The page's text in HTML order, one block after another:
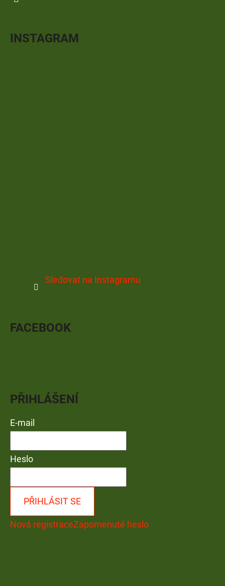
INSTAGRAM
Sledovat na Instagramu
FACEBOOK
PŘIHLÁŠENÍ
E-mail
Heslo
PŘIHLÁSIT SE
Nová registraceZapomenuté heslo